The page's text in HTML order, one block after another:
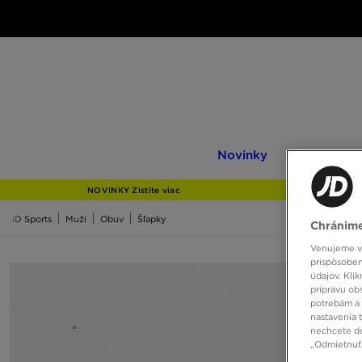
Novinky
JD
Only at JD
NOVINKY Zistite viac
JD Sports Muži Obuv Šľapky
Venujeme
údajov.
prípravu
potrebám
nastavenia
nechcete